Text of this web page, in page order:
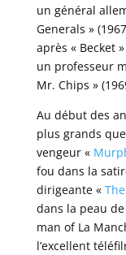
un général
Generals »
après « Becket
un professeur
Mr. Chips »
Au début des
plus grands
vengeur «
fou dans la
dirigeante «
dans la peau
man of La
l’excellent